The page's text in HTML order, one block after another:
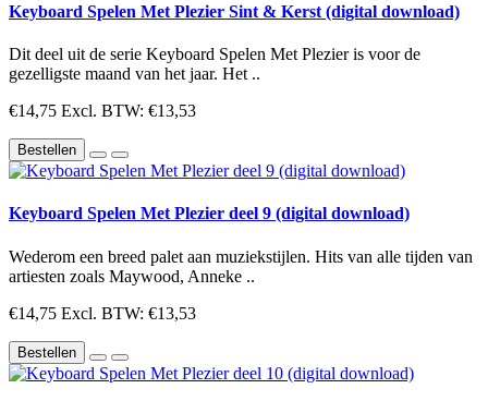
Keyboard Spelen Met Plezier Sint & Kerst (digital download)
Dit deel uit de serie Keyboard Spelen Met Plezier is voor de
gezelligste maand van het jaar. Het ..
€14,75 Excl. BTW: €13,53
Bestellen
Keyboard Spelen Met Plezier deel 9 (digital download)
Wederom een breed palet aan muziekstijlen. Hits van alle tijden van
artiesten zoals Maywood, Anneke ..
€14,75 Excl. BTW: €13,53
Bestellen